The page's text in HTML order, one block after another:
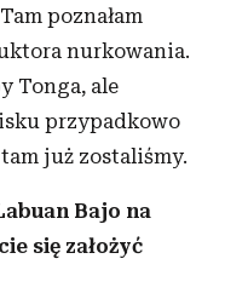
poznałam
nurkowania.
Tonga, ale
przypadkowo
już zostaliśmy.
Bajo na
się założyć